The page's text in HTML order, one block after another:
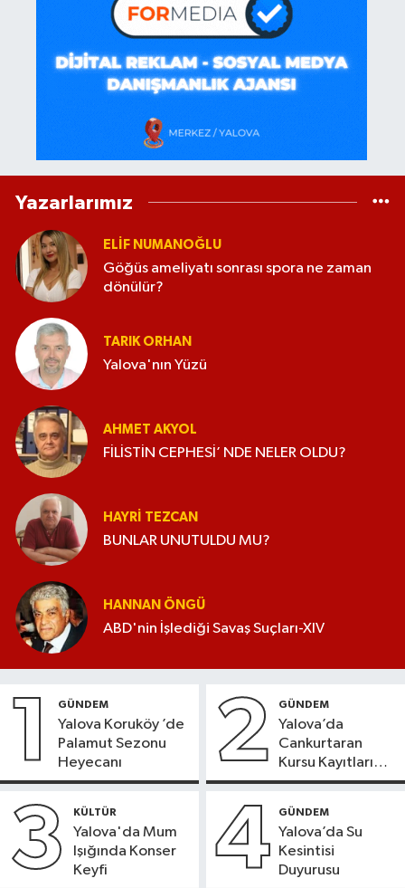
Yazarlarımız
ELİF NUMANOĞLU
Göğüs ameliyatı sonrası spora ne zaman
dönülür?
TARIK ORHAN
Yalova'nın Yüzü
AHMET AKYOL
FİLİSTİN CEPHESİ’ NDE NELER OLDU?
HAYRI TEZCAN
BUNLAR UNUTULDU MU?
HANNAN ÖNGÜ
ABD'nin İşlediği Savaş Suçları-XIV
1 GÜNDEM
Yalova Koruköy ’de
Palamut Sezonu
Heyecanı
2 GÜNDEM
Yalova’da
Cankurtaran
Kursu Kayıtları
Başladı
3 KÜLTÜR
Yalova'da Mum
Işığında Konser
Keyfi
4 GÜNDEM
Yalova’da Su
Kesintisi
Duyurusu